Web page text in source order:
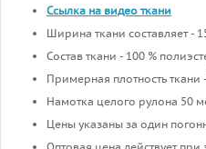
Ссылка на видео ткани
Ширина ткани составляет -
Состав ткани - 100 %
Примерная плотность ткани
Намотка целого рулона 50
Цены указаны за один